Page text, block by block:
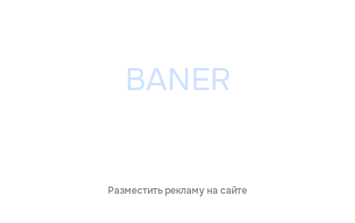
Разместить рекламу на сайте